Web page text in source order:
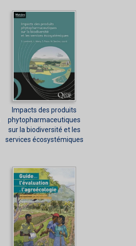
Impacts des produits
phytopharmaceutiques
sur la biodiversité et les
services écosystémiques